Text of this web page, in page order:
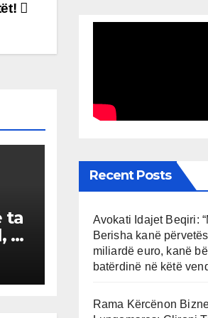
ta
se
Recent Posts
Avokati Idajet Beqiri:
Berisha kanë
miliardë euro, kanë
batërdinë në këtë
Rama Kërcënon